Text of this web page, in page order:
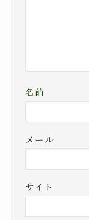
名前
メール
サイト